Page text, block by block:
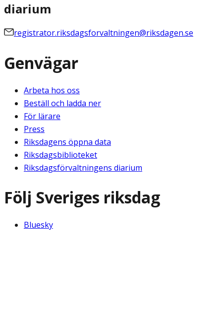
diarium
registrator.riksdagsforvaltningen@riksdagen.se
Genvägar
Arbeta hos oss
Beställ och ladda ner
För lärare
Press
Riksdagens öppna data
Riksdagsbiblioteket
Riksdagsförvaltningens diarium
Följ Sveriges riksdag
Bluesky